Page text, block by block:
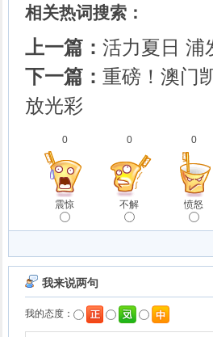
相关热词搜索：
上一篇： 活力夏日 浦
下一篇： 重磅！澳门
放光彩
0
震惊
0
不解
0
愤怒